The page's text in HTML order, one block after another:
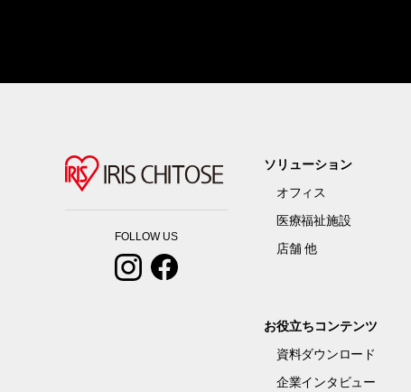
FOLLOW US
ソリューション
オフィス
医療福祉施設
店舗 他
お役立ちコンテンツ
資料ダウンロード
企業インタビュー